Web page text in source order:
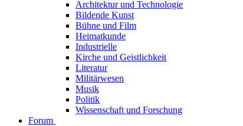
Architektur und Technologie
Bildende Kunst
Bühne und Film
Heimatkunde
Industrielle
Kirche und Geistlichkeit
Literatur
Militärwesen
Musik
Politik
Wissenschaft und Forschung
Forum